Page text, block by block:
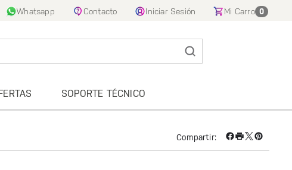
Whatsapp Contacto Iniciar Sesión Mi Carro 0
SOPORTE TÉCNICO
Compartir: